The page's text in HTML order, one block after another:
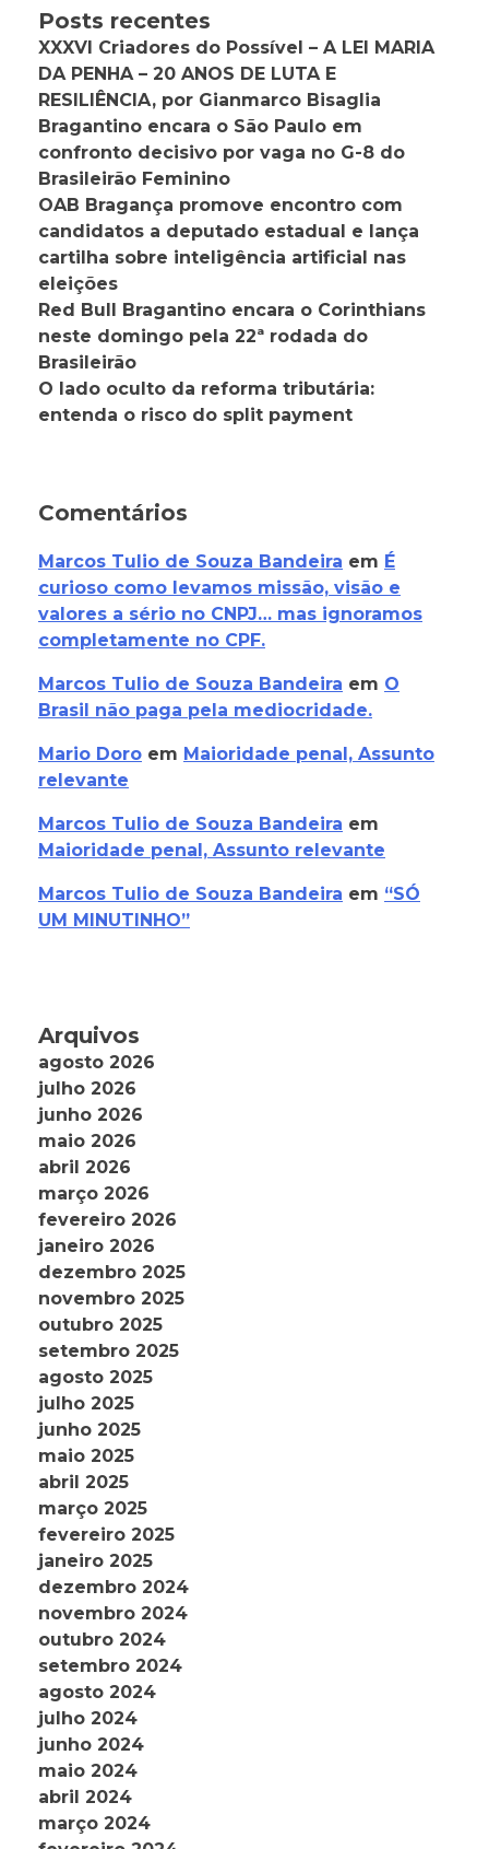
Posts recentes
XXXVI Criadores do Possível – A LEI MARIA
DA PENHA – 20 ANOS DE LUTA E
RESILIÊNCIA, por Gianmarco Bisaglia
Bragantino encara o São Paulo em
confronto decisivo por vaga no G-8 do
Brasileirão Feminino
OAB Bragança promove encontro com
candidatos a deputado estadual e lança
cartilha sobre inteligência artificial nas
eleições
Red Bull Bragantino encara o Corinthians
neste domingo pela 22ª rodada do
Brasileirão
O lado oculto da reforma tributária:
entenda o risco do split payment
Comentários
Marcos Tulio de Souza Bandeira em É
curioso como levamos missão, visão e
valores a sério no CNPJ… mas ignoramos
completamente no CPF.
Marcos Tulio de Souza Bandeira em O
Brasil não paga pela mediocridade.
Mario Doro em Maioridade penal, Assunto
relevante
Marcos Tulio de Souza Bandeira em
Maioridade penal, Assunto relevante
Marcos Tulio de Souza Bandeira em “SÓ
UM MINUTINHO”
Arquivos
agosto 2026
julho 2026
junho 2026
maio 2026
abril 2026
março 2026
fevereiro 2026
janeiro 2026
dezembro 2025
novembro 2025
outubro 2025
setembro 2025
agosto 2025
julho 2025
junho 2025
maio 2025
abril 2025
março 2025
fevereiro 2025
janeiro 2025
dezembro 2024
novembro 2024
outubro 2024
setembro 2024
agosto 2024
julho 2024
junho 2024
maio 2024
abril 2024
março 2024